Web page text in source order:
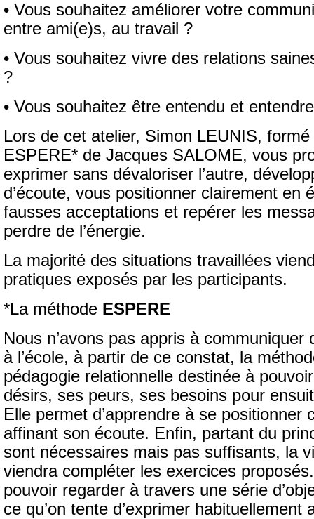
• Vous souhaitez améliorer votre
entre ami(e)s, au travail ?
• Vous souhaitez vivre des relations
?
• Vous souhaitez être entendu et
Lors de cet atelier, Simon LEUNIS,
ESPERE* de Jacques SALOME, vous
exprimer sans dévaloriser l’autre,
d’écoute, vous positionner clairement en
fausses acceptations et repérer les
perdre de l’énergie.
La majorité des situations travaillées
pratiques exposés par les participants.
*La méthode ESPERE
Nous n’avons pas appris à communiquer
à l’école, à partir de ce constat, la
pédagogie relationnelle destinée à
désirs, ses peurs, ses besoins pour
Elle permet d’apprendre à se positionner
affinant son écoute. Enfin, partant du
sont nécessaires mais pas suffisants, la
viendra compléter les exercices
pouvoir regarder à travers une série
ce qu’on tente d’exprimer habituellement